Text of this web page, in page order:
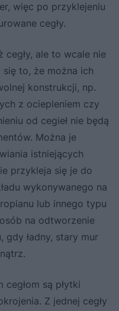
więc po przyklejeniu
cegły.
cegły, ale to wcale nie
to, że można ich
konstrukcji, np.
z ociepleniem czy
od cegieł nie będą
Można je
istniejących
przykleja się je do
wykonywanego na
lub innego typu
na odtworzenie
gdy ładny, stary mur
są płytki
Z jednej cegły